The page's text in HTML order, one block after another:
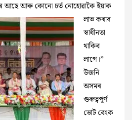
আছে আৰু কোনো চৰ্ত নোহোৱাকৈ ইয়াক
লাভ কৰাৰ
স্বাধীনতা
থাকিব
লাগে।”
উজনি
অসমৰ
গুৰুত্বপূৰ্ণ
ভোট বেংক